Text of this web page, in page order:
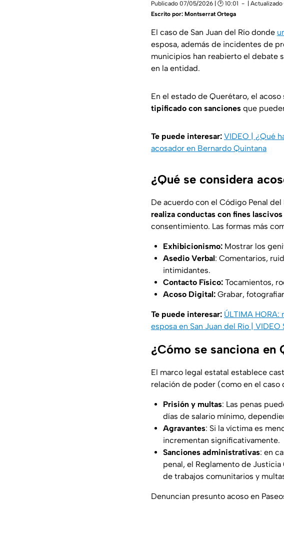
Publicado 07/05/2026 | 🕑 10:01 |
Escrito por: Montserrat Ortega
El caso de San Juan del Río donde
esposa, además de incidentes de
municipios han reabierto el debate
en la entidad.
En el estado de Querétaro, el
tipificado con sanciones que
Te puede interesar: VIDEO | ¿Qué
acosador en Bernardo Quintana
¿Qué se considera
De acuerdo con el Código Penal
realiza conductas con fines
consentimiento. Las formas más
Exhibicionismo: Mostrar los
Asedio Verbal: Comentarios,
intimidantes.
Contacto Físico: Tocamientos,
Acoso Digital: Grabar,
Te puede interesar: ÚLTIMA
esposa en San Juan del Río | VIDEO
¿Cómo se sanciona en
El marco legal estatal establece
relación de poder (como en el
Prisión y multas: Las penas
días de salario mínimo,
Agravantes: Si la víctima es
incrementan significativamente.
Sanciones administrativas: en
penal, el Reglamento de
de trabajos comunitarios y
Denuncian presunto acoso en